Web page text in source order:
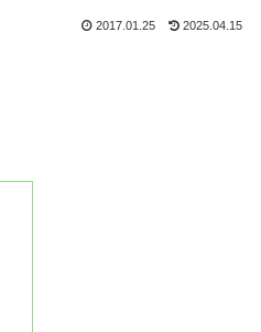
2017.01.25 2025.04.15